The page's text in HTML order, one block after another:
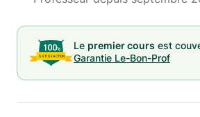
Le premier cours est
Garantie Le-Bon-Prof